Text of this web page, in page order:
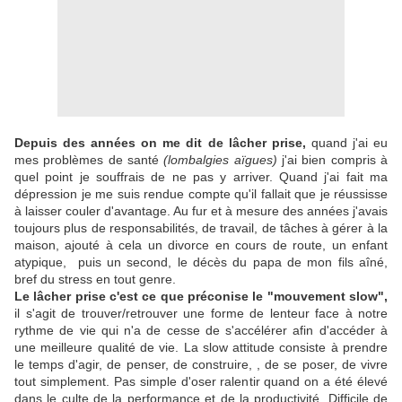
Depuis des années on me dit de lâcher prise, quand j'ai eu
mes problèmes de santé(lombalgies aïgues) j'ai bien compris à
quel point je souffrais de ne pas y arriver. Quand j'ai fait ma
dépression je me suis rendue compte qu'il fallait que je réussisse
à laisser couler d'avantage. Au fur et à mesure des années j'avais
toujours plus de responsabilités, de travail, de tâches à gérer à la
maison, ajouté à cela un divorce en cours de route, un enfant
atypique, puis un second, le décès du papa de mon fils aîné,
bref du stress en tout genre.
Le lâcher prise c'est ce que préconise le "mouvement slow",
il s'agit de trouver/retrouver une forme de lenteur face à notre
rythme de vie qui n'a de cesse de s'accélérer afin d'accéder à
une meilleure qualité de vie. La slow attitude consiste à prendre
le temps d'agir, de penser, de construire, , de se poser, de vivre
tout simplement. Pas simple d'oser ralentir quand on a été élevé
dans le culte de la performance et de la productivité. Difficile de